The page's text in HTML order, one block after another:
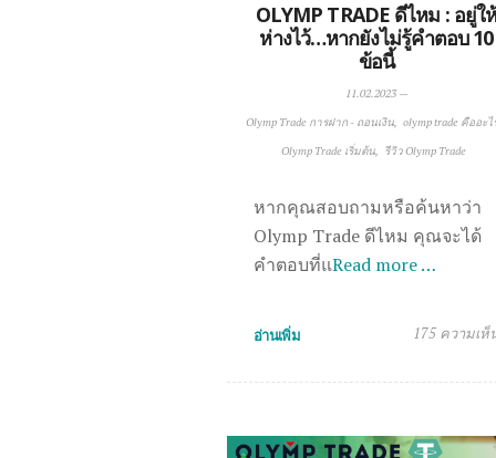
OLYMP TRADE ดีไหม : อยู่ใ
ห่างไว้…หากยังไม่รู้คำตอบ 10
ข้อนี้
11.02.2023—
Olymp Trade การฝาก - ถอนเงิน
olymp trade คืออะไ
Olymp Trade เริ่มต้น
รีวิว Olymp Trade
หากคุณสอบถามหรือค้นหาว่า
Olymp Trade ดีไหม คุณจะได้
คำตอบที่แRead more …
อ่านเพิ่ม 175 ความเห็